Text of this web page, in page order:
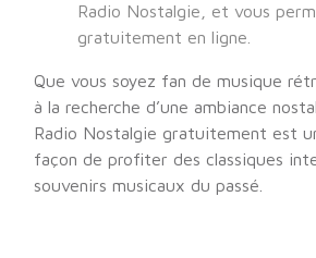
Radio Nostalgie, et vous
gratuitement en ligne.
Que vous soyez fan de musique
à la recherche d’une ambiance
Radio Nostalgie gratuitement est
façon de profiter des classiques
souvenirs musicaux du passé.